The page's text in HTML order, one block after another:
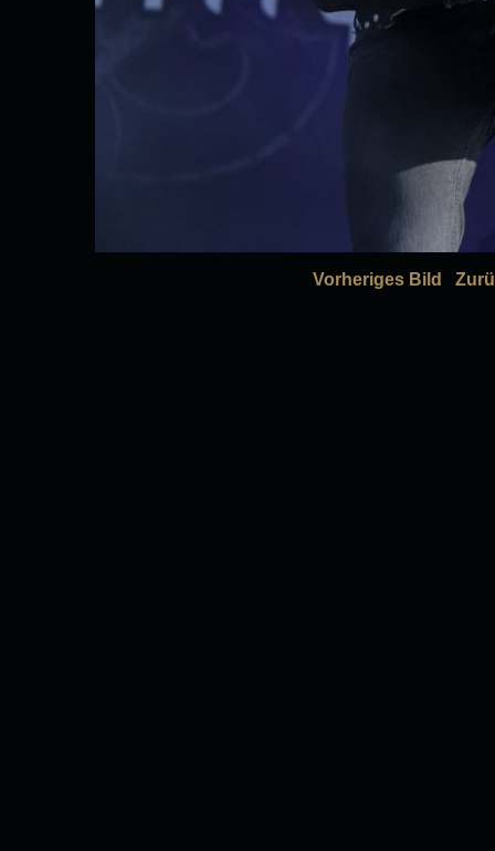
Vorheriges Bild